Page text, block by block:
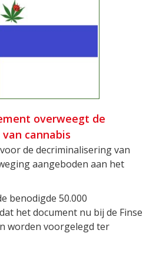
overweegt de
cannabis
de decriminalisering van
aangeboden aan het
benodigde 50.000
het document nu bij de Finse
worden voorgelegd ter